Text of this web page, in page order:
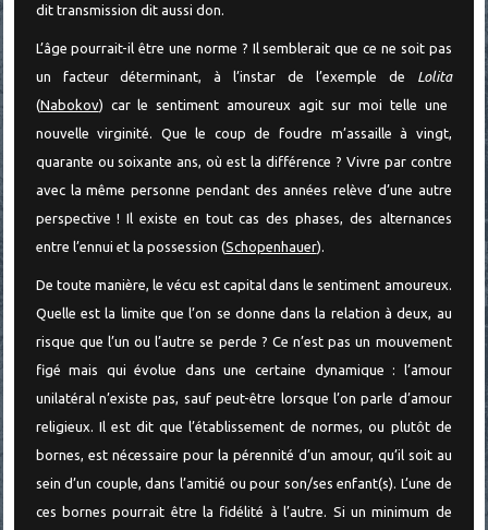
dit transmission dit aussi don.
L’âge pourrait-il être une norme ? Il semblerait que ce ne soit pas
un facteur déterminant, à l’instar de l’exemple de Lolita
(Nabokov) car le sentiment amoureux agit sur moi telle une
nouvelle virginité. Que le coup de foudre m’assaille à vingt,
quarante ou soixante ans, où est la différence ? Vivre par contre
avec la même personne pendant des années relève d’une autre
perspective ! Il existe en tout cas des phases, des alternances
entre l’ennui et la possession (Schopenhauer).
De toute manière, le vécu est capital dans le sentiment amoureux.
Quelle est la limite que l’on se donne dans la relation à deux, au
risque que l’un ou l’autre se perde ? Ce n’est pas un mouvement
figé mais qui évolue dans une certaine dynamique : l’amour
unilatéral n’existe pas, sauf peut-être lorsque l’on parle d’amour
religieux. Il est dit que l’établissement de normes, ou plutôt de
bornes, est nécessaire pour la pérennité d’un amour, qu’il soit au
sein d’un couple, dans l’amitié ou pour son/ses enfant(s). L’une de
ces bornes pourrait être la fidélité à l’autre. Si un minimum de